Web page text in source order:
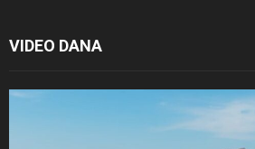
VIDEO DANA